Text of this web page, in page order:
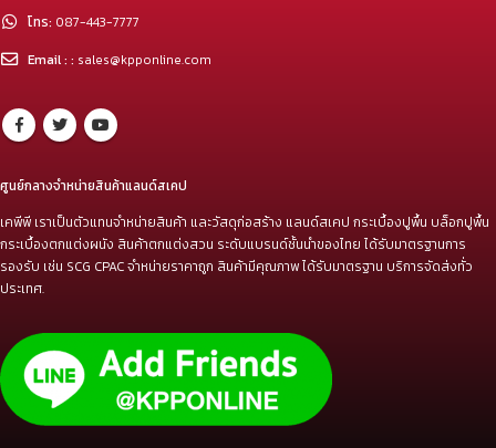
โทร: 087-443-7777
Email : : sales@kpponline.com
ศูนย์กลางจำหน่ายสินค้าแลนด์สเคป
เคพีพี เราเป็นตัวแทนจำหน่ายสินค้า และวัสดุก่อสร้าง แลนด์สเคป กระเบื้องปูพื้น บล็อกปูพื้น
กระเบื้องตกแต่งผนัง สินค้าตกแต่งสวน ระดับแบรนด์ชั้นนำของไทย ได้รับมาตรฐานการ
รองรับ เช่น SCG CPAC จำหน่ายราคาถูก สินค้ามีคุณภาพ ได้รับมาตรฐาน บริการจัดส่งทั่ว
ประเทศ.